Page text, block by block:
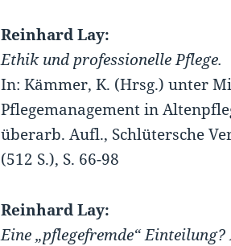
Reinhard Lay:
Ethik und professionelle Pflege.
In: Kämmer, K. (Hrsg.) unter
Pflegemanagement in
überarb. Aufl., Schlütersche
(512 S.), S. 66-98
Reinhard Lay:
Eine „pflegefremde“